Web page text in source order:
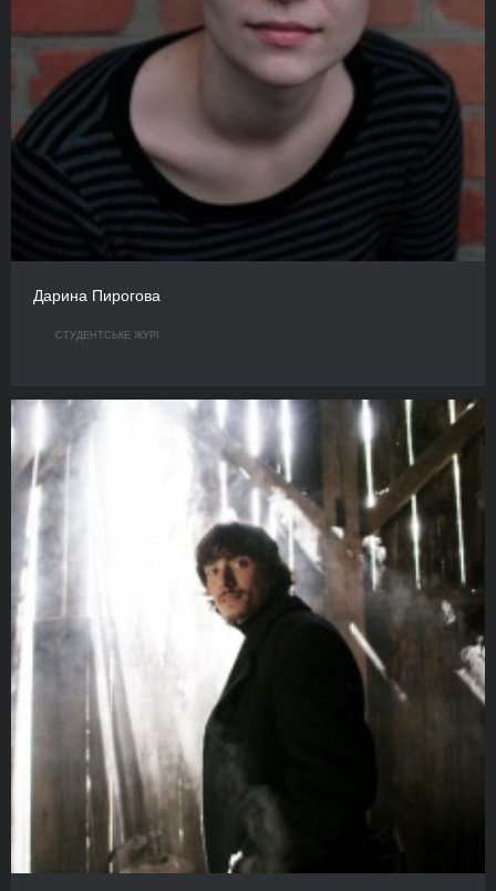
Дарина Пирогова
СТУДЕНТСЬКЕ ЖУРІ